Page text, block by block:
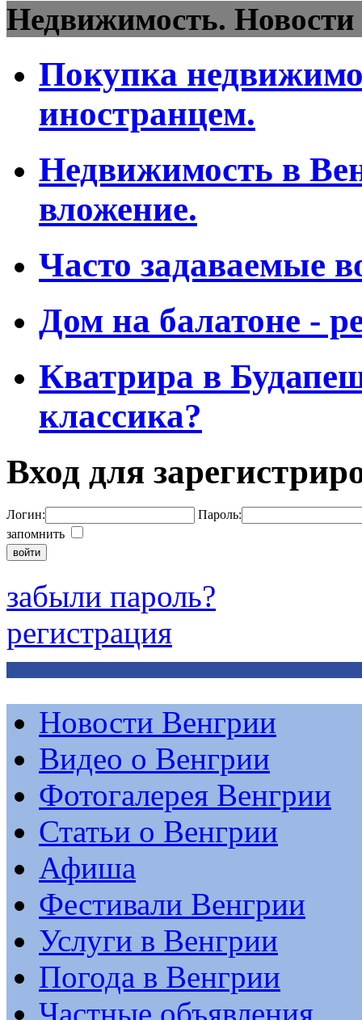
Недвижимость. Новости
Покупка
иностранцем.
Недвижимость в
вложение.
Часто задаваемые
Дом на балатоне -
Кватрира в
классика?
Вход для
Логин:
Пароль:
запомнить
забыли пароль?
регистрация
Новости Венгрии
Видео о Венгрии
Фотогалерея Венгрии
Статьи о Венгрии
Афиша
Фестивали Венгрии
Услуги в Венгрии
Погода в Венгрии